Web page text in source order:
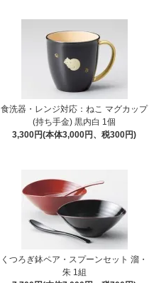
食洗器・レンジ対応：ねこ マグカップ
(持ち手金) 黒内白 1個
3,300円(本体3,000円、税300円)
くつろぎ鉢ペア・スプーンセット 溜・
朱 1組